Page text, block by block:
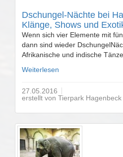
Dschungel-Nächte bei
Klänge, Shows und
Wenn sich vier Elemente mit
dann sind wieder
Afrikanische und indische
Weiterlesen
27.05.2016
erstellt von Tierpark